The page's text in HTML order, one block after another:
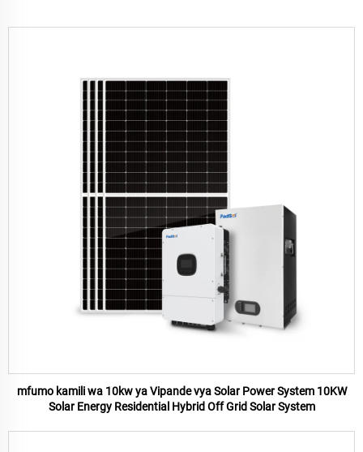
mfumo kamili wa 10kw ya Vipande vya Solar Power System 10KW
Solar Energy Residential Hybrid Off Grid Solar System